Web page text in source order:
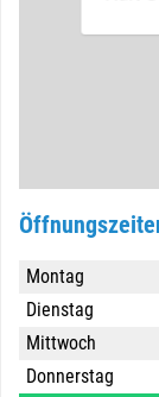
Montag
Dienstag
Mittwoch
Donnerstag